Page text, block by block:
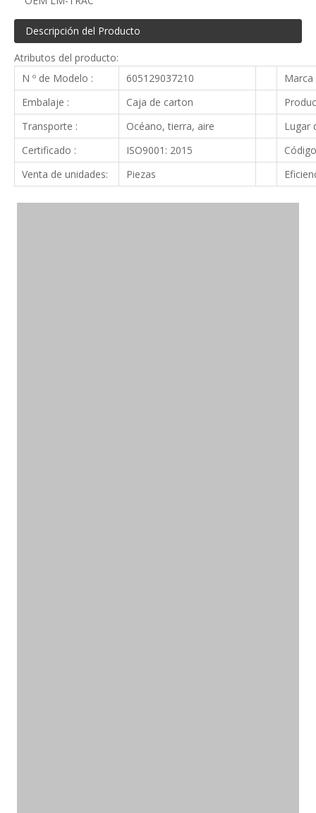
Descripción del Producto
Atributos del producto:
N º de Modelo :
605129037210
Marca
Embalaje :
Caja de carton
Transporte :
Océano, tierra, aire
Lugar
Certificado :
ISO9001: 2015
Venta de unidades:
Piezas